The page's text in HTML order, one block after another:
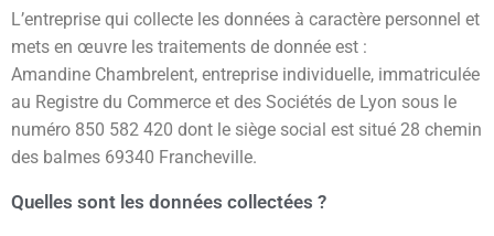
L’entreprise qui collecte les données à caractère personnel et
mets en œuvre les traitements de donnée est :
Amandine Chambrelent, entreprise individuelle, immatriculée
au Registre du Commerce et des Sociétés de Lyon sous le
numéro 850 582 420 dont le siège social est situé 28 chemin
des balmes 69340 Francheville.
Quelles sont les données collectées ?